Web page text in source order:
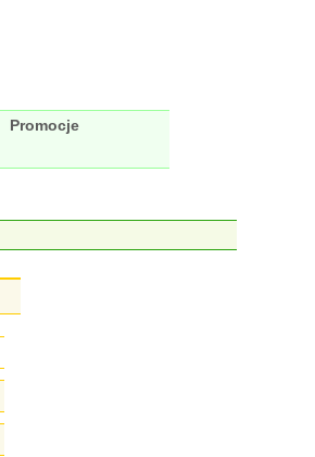
Promocje